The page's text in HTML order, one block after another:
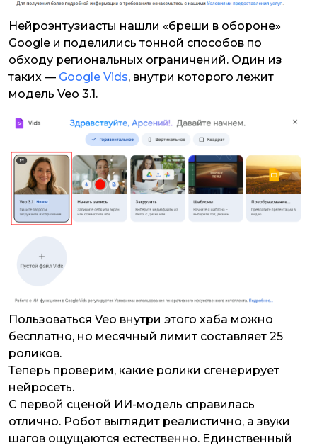
Нейроэнтузиасты нашли «бреши в обороне»
Google и поделились тонной способов по
обходу региональных ограничений. Один из
таких — Google Vids, внутри которого лежит
модель Veo 3.1.
Пользоваться Veo внутри этого хаба можно
бесплатно, но месячный лимит составляет 25
роликов.
Теперь проверим, какие ролики сгенерирует
нейросеть.
С первой сценой ИИ-модель справилась
отлично. Робот выглядит реалистично, а звуки
шагов ощущаются естественно. Единственный